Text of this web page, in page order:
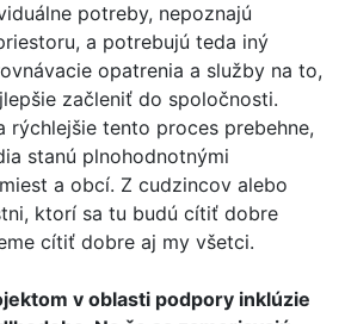
potreby, nepoznajú
a potrebujú teda iný
opatrenia a služby na to,
začleniť do spoločnosti.
rýchlejšie tento proces prebehne,
stanú plnohodnotnými
a obcí. Z cudzincov alebo
ktorí sa tu budú cítiť dobre
cítiť dobre aj my všetci.
v oblasti podpory inklúzie